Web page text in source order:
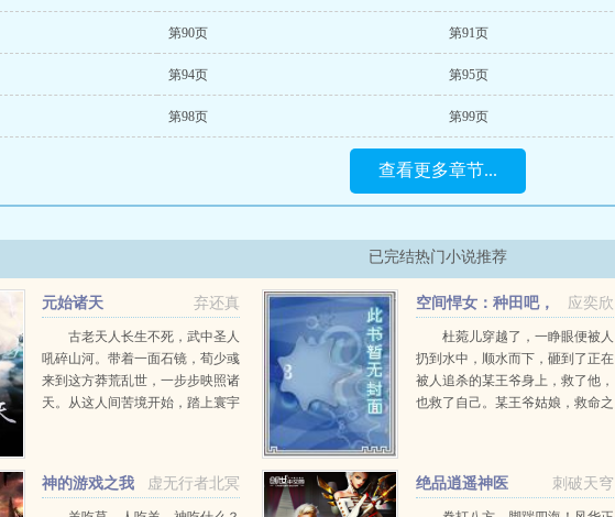
第90页 第91页
第94页 第95页
第98页 第99页
查看更多章节...
已完结热门小说推荐
弃还真
元始诸天
古老天人长生不死，武中圣人
吼碎山河。带着一面石镜，荀少彧
来到这方莽荒乱世，一步步映照诸
天。从这人间苦境开始，踏上寰宇
应奕欣
空间悍女：种田吧，
王爷！杜菀儿穿越了，一睁眼便被人
扔到水中，顺水而下，砸到了正在
被人追杀的某王爷身上，救了他，
也救了自己。某王爷姑娘，救命之
菀儿上...
虚无行者北冥
神的游戏之我
是星球的远大意志
刺破天穹
绝品逍遥神医